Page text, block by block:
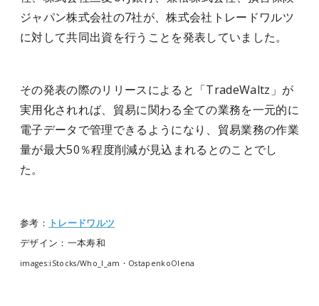
ジャパン株式会社の7社が、株式会社トレードワルツ
に対して共同出資を行うことを発表していました。
その発表の際のリリースによると「TradeWaltz」が
実用化されれば、貿易に関わる全ての業務を一元的に
電子データで管理できるようになり、貿易業務の作業
量が最大50％程度削減が見込まれるとのことでし
た。
参考： トレードワルツ
デザイン：一本寿和
images:iStocks/Who_I_am・OstapenkoOlena